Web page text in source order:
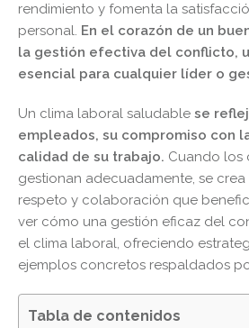
rendimiento y fomenta la
personal. En el corazón de un
la gestión efectiva del conflicto,
esencial para cualquier líder o
Un clima laboral saludable se
empleados, su compromiso con
calidad de su trabajo. Cuando los
gestionan adecuadamente, se
respeto y colaboración que
ver cómo una gestión eficaz del
el clima laboral, ofreciendo
ejemplos concretos respaldados
Tabla de contenidos